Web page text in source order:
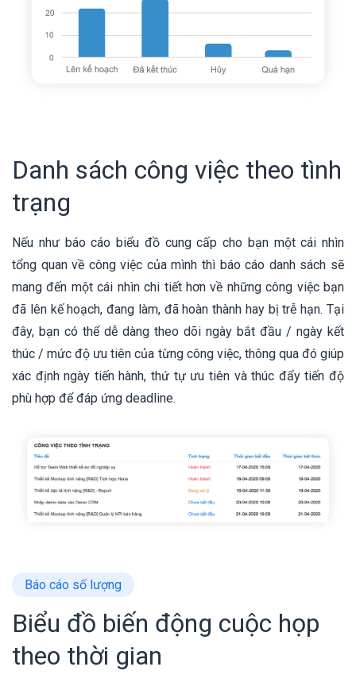
Danh sách công việc theo tình
trạng
Nếu như báo cáo biểu đồ cung cấp cho bạn một cái nhìn
tổng quan về công việc của mình thì báo cáo danh sách sẽ
mang đến một cái nhìn chi tiết hơn về những công việc bạn
đã lên kế hoạch, đang làm, đã hoàn thành hay bị trễ hạn. Tại
đây, bạn có thể dễ dàng theo dõi ngày bắt đầu / ngày kết
thúc / mức độ ưu tiên của từng công việc, thông qua đó giúp
xác định ngày tiến hành, thứ tự ưu tiên và thúc đẩy tiến độ
phù hợp để đáp ứng deadline.
Báo cáo số lượng
Biểu đồ biến động cuộc họp
theo thời gian